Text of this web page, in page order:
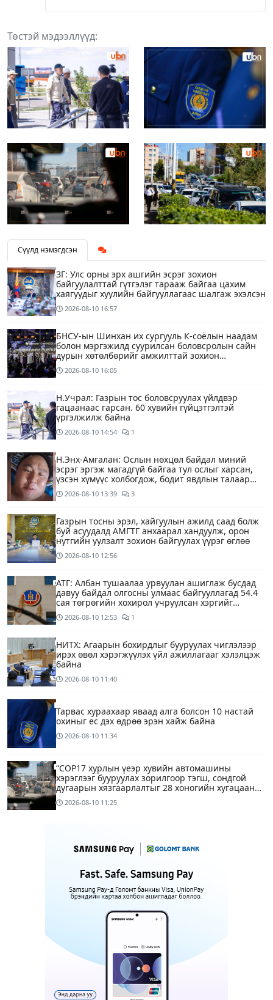
Төстэй мэдээллүүд:
Сүүлд нэмэгдсэн
ЗГ: Улс орны эрх ашгийн эсрэг зохион
байгуулалттай гүтгэлэг тарааж байгаа цахим
хаягуудыг хуулийн байгууллагаас шалгаж эхэлсэн
2026-08-10 16:57
БНСУ-ын Шинхан их сургууль К-соёлын наадам
болон мэргэжилд суурилсан боловсролын сайн
дурын хөтөлбөрийг амжилттай зохион
байгууллаа
2026-08-10 16:05
Н.Учрал: Газрын тос боловсруулах үйлдвэр
гацаанаас гарсан. 60 хувийн гүйцэтгэлтэй
үргэлжилж байна
2026-08-10 14:54 1
Н.Энх-Амгалан: Ослын нөхцөл байдал миний
эсрэг эргэж магадгүй байгаа тул ослыг харсан,
үзсэн хүмүүс холбогдож, бодит явдлын талаар
ярьж өгч тусална уу
2026-08-10 13:39 3
Газрын тосны эрэл, хайгуулын ажилд саад болж
буй асуудалд АМГТГ анхаарал хандуулж, орон
нутгийн уулзалт зохион байгуулах үүрэг өглөө
2026-08-10 12:56
АТГ: Албан тушаалаа урвуулан ашиглаж бусдад
давуу байдал олгосны улмаас байгууллагад 54.4
сая төгрөгийн хохирол учруулсан хэргийг
прокурорт шилжүүллээ
2026-08-10 12:53 1
НИТХ: Агаарын бохирдлыг бууруулах чиглэлээр
ирэх өвөл хэрэгжүүлэх үйл ажиллагааг хэлэлцэж
байна
2026-08-10 11:40
Тарвас хураахаар яваад алга болсон 10 настай
охиныг ес дэх өдрөө эрэн хайж байна
2026-08-10 11:34
“COP17 хурлын үеэр хувийн автомашины
хэрэглээг бууруулах зорилгоор тэгш, сондгой
дугаарын хязгаарлалтыг 28 хоногийн хугацаанд
хийнэ“
2026-08-10 11:25
гэж байна гэдэг нь ташаа мэдээлэл, уучлал
хүссэн захидал ирээгүй
Энэ бямба гарагаас тэгш, сондгой дугаарын
09:25
Нийслэлийн цэцэрлэгийн цахим бүртгэл эхэллээ
09:20 1